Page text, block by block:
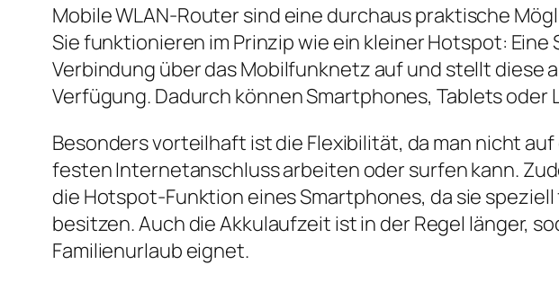
Mobile WLAN‑Router sind eine durchaus praktische
Sie funktionieren im Prinzip wie ein kleiner Hotspot:
Verbindung über das Mobilfunknetz auf und stellt diese
Verfügung. Dadurch können Smartphones, Tablets
Besonders vorteilhaft ist die Flexibilität, da man nicht
festen Internetanschluss arbeiten oder surfen kann.
die Hotspot‑Funktion eines Smartphones, da sie
besitzen. Auch die Akkulaufzeit ist in der Regel länger,
Familienurlaub eignet.